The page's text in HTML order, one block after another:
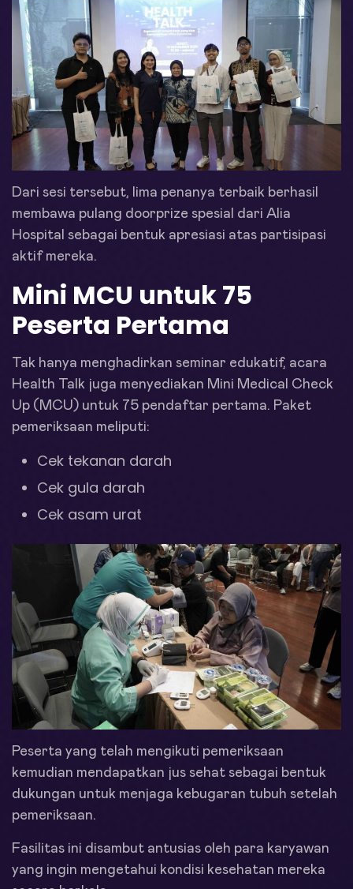
Dari sesi tersebut, lima penanya terbaik berhasil
membawa pulang doorprize spesial dari Alia
Hospital sebagai bentuk apresiasi atas partisipasi
aktif mereka.
Mini MCU untuk 75
Peserta Pertama
Tak hanya menghadirkan seminar edukatif, acara
Health Talk juga menyediakan Mini Medical Check
Up (MCU) untuk 75 pendaftar pertama. Paket
pemeriksaan meliputi:
Cek tekanan darah
Cek gula darah
Cek asam urat
Peserta yang telah mengikuti pemeriksaan
kemudian mendapatkan jus sehat sebagai bentuk
dukungan untuk menjaga kebugaran tubuh setelah
pemeriksaan.
Fasilitas ini disambut antusias oleh para karyawan
yang ingin mengetahui kondisi kesehatan mereka